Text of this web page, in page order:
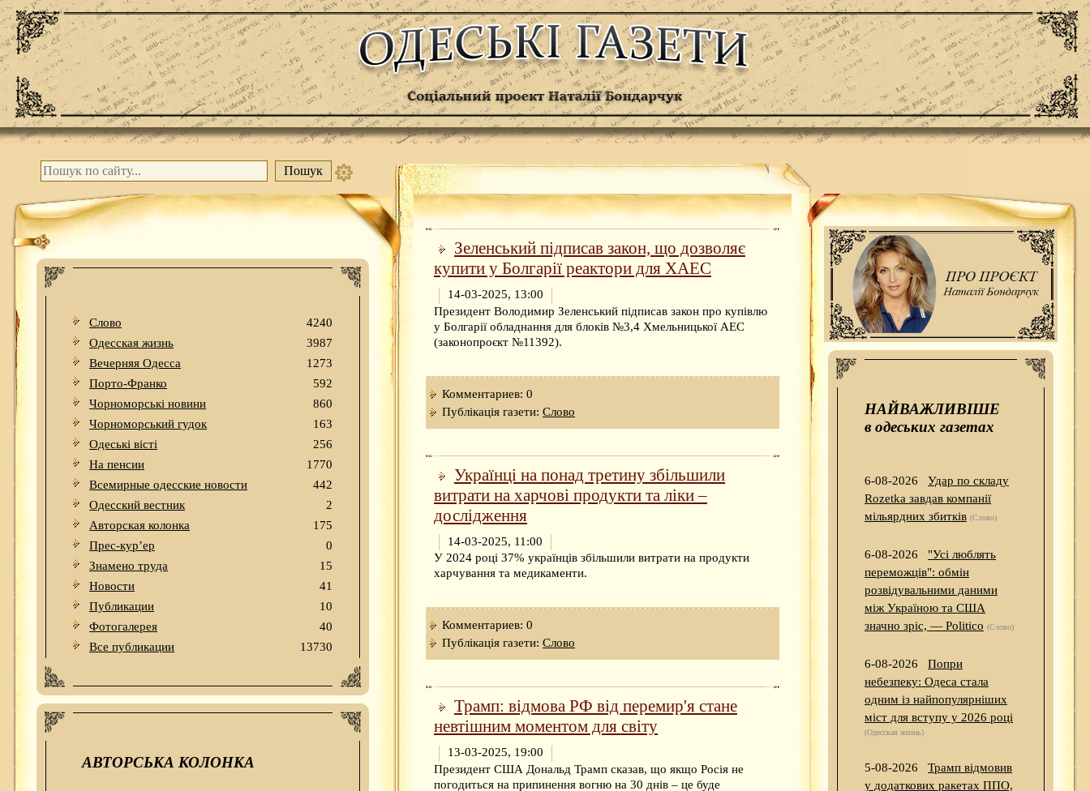
Слово
4240
Одесская жизнь
3987
Вечерняя Одесса
1273
Порто-Франко
592
Чорноморські новини
860
Чорноморський гудок
163
Одеськi вiстi
256
На пенсии
1770
Всемирные одесские новости
442
Одесский вестник
2
Авторская колонка
175
Прес-кур’ер
0
Знамено труда
15
Новости
41
Публикации
10
Фотогалерея
40
Все публикации
13730
АВТОРСЬКА КОЛОНКА
Зеленський підписав закон, що дозволяє
купити у Болгарії реактори для ХАЕС
14-03-2025, 13:00
Президент Володимир Зеленський підписав закон про купівлю
у Болгарії обладнання для блоків №3,4 Хмельницької АЕС
(законопроєкт №11392).
Комментариев: 0
Публікація газети: Слово
Українці на понад третину збільшили
витрати на харчові продукти та ліки –
дослідження
14-03-2025, 11:00
У 2024 році 37% українців збільшили витрати на продукти
харчування та медикаменти.
Комментариев: 0
Публікація газети: Слово
Трамп: відмова РФ від перемир'я стане
невтішним моментом для світу
13-03-2025, 19:00
Президент США Дональд Трамп сказав, що якщо Росія не
погодиться на припинення вогню на 30 днів – це буде
НАЙВАЖЛИВІШЕ
в одеських газетах
6-08-2026
Удар по складу
Rozetka завдав компанії
мільярдних збитків (Слово)
6-08-2026
"Усі люблять
переможців": обмін
розвідувальними даними
між Україною та США
значно зріс, — Politico (Слово)
6-08-2026
Попри
небезпеку: Одеса стала
одним із найпопулярніших
міст для вступу у 2026 році
(Одесская жизнь)
5-08-2026
Трамп відмовив
у додаткових ракетах ППО,